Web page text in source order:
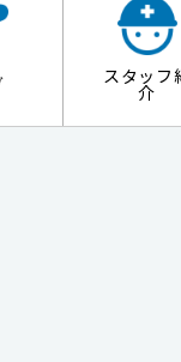
スタッフ
介